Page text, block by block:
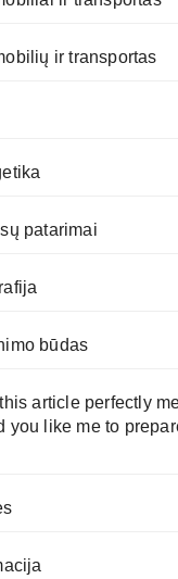
ir transportas
patarimai
būdas
article perfectly
you like me to